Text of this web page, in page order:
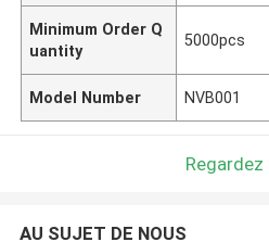
Minimum Order Q
uantity
5000pcs
Model Number NVB001
Regardez
AU SUJET DE NOUS